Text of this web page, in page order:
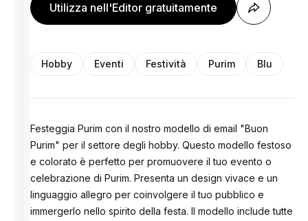
Utilizza nell'Editor gratuitamente
Hobby Eventi Festività Purim Blu
Festeggia Purim con il nostro modello di email "Buon
Purim" per il settore degli hobby. Questo modello festoso
e colorato è perfetto per promuovere il tuo evento o
celebrazione di Purim. Presenta un design vivace e un
linguaggio allegro per coinvolgere il tuo pubblico e
immergerlo nello spirito della festa. Il modello include tutte